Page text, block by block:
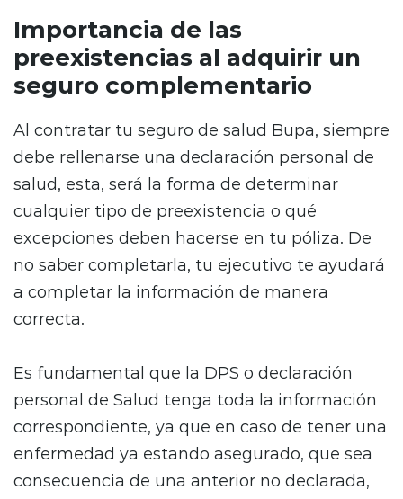
Importancia de las
preexistencias al adquirir un
seguro complementario
Al contratar tu seguro de salud Bupa, siempre
debe rellenarse una declaración personal de
salud, esta, será la forma de determinar
cualquier tipo de preexistencia o qué
excepciones deben hacerse en tu póliza. De
no saber completarla, tu ejecutivo te ayudará
a completar la información de manera
correcta.
Es fundamental que la DPS o declaración
personal de Salud tenga toda la información
correspondiente, ya que en caso de tener una
enfermedad ya estando asegurado, que sea
consecuencia de una anterior no declarada,